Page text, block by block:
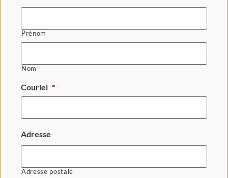
Prénom
Nom
Couriel *
Adresse
Adresse postale